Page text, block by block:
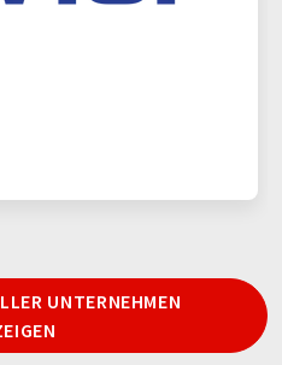
UNTERNEHMEN